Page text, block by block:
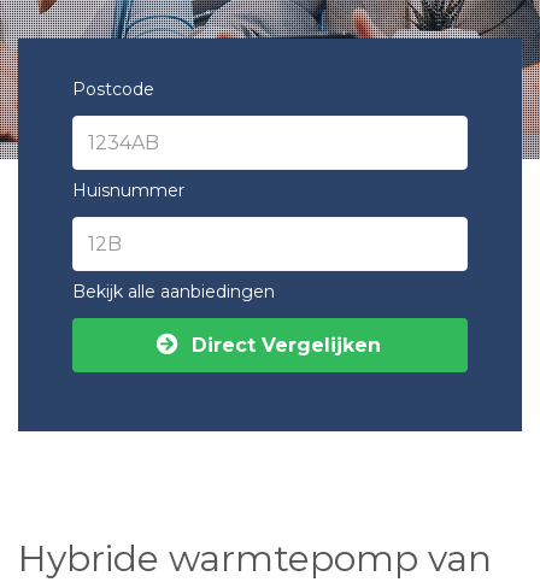
Postcode
Huisnummer
Bekijk alle aanbiedingen
Direct Vergelijken
Hybride warmtepomp van